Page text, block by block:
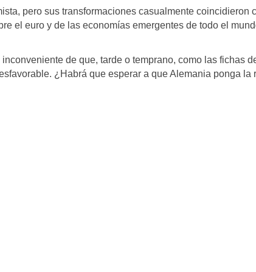
pero sus transformaciones casualmente coincidieron
el euro y de las economías emergentes de todo el
de que, tarde o temprano, como las fichas
¿Habrá que esperar a que Alemania ponga la